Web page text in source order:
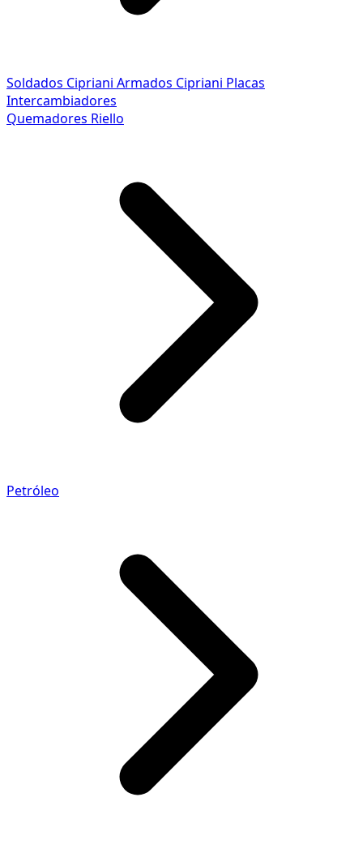
Soldados Cipriani Armados Cipriani Placas
Intercambiadores
Quemadores Riello
Petróleo